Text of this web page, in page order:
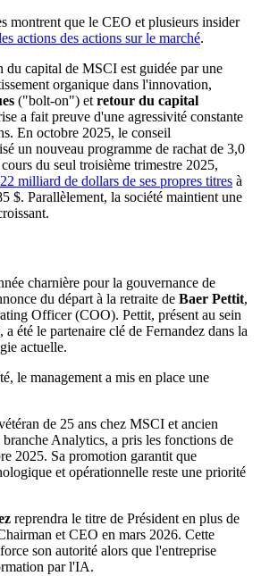
montrent que le CEO et plusieurs insider
actions des actions sur le marché.
capital de MSCI est guidée par une
organique dans l'innovation,
("bolt-on") et retour du capital
a fait preuve d'une agressivité constante
En octobre 2025, le conseil
un nouveau programme de rachat de 3,0
du seul troisième trimestre 2025,
milliard de dollars de ses propres titres à
$. Parallèlement, la société maintient une
charnière pour la gouvernance de
du départ à la retraite de Baer Pettit,
Officer (COO). Pettit, présent au sein
été le partenaire clé de Fernandez dans la
actuelle.
le management a mis en place une
de 25 ans chez MSCI et ancien
branche Analytics, a pris les fonctions de
2025. Sa promotion garantit que
et opérationnelle reste une priorité
reprendra le titre de Président en plus de
et CEO en mars 2026. Cette
son autorité alors que l'entreprise
par l'IA.